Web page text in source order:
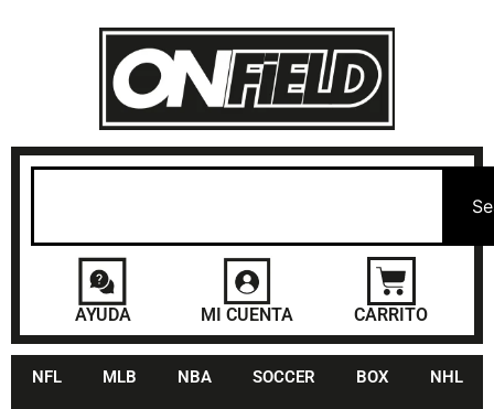
AYUDA MI CUENTA CARRITO
NFL MLB NBA SOCCER BOX NHL